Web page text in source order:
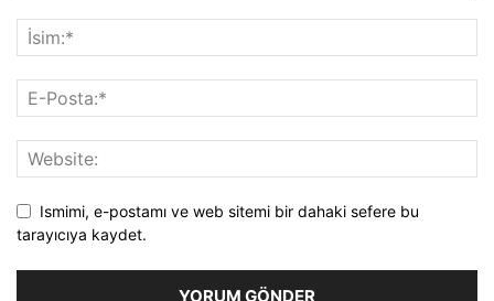
Ismimi, e-postamı ve web sitemi bir dahaki sefere bu
tarayıcıya kaydet.